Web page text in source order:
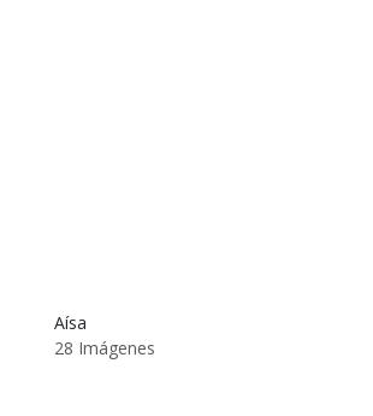
Aísa
28 Imágenes